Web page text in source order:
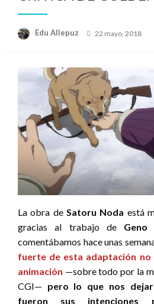
Edu Allepuz
Publicado
22 mayo, 2018
La obra de Satoru Noda está
gracias al trabajo de Geno
comentábamos hace unas
fuerte de esta adaptación no
animación —sobre todo por la
CGI— pero lo que nos
fueron sus intenciones